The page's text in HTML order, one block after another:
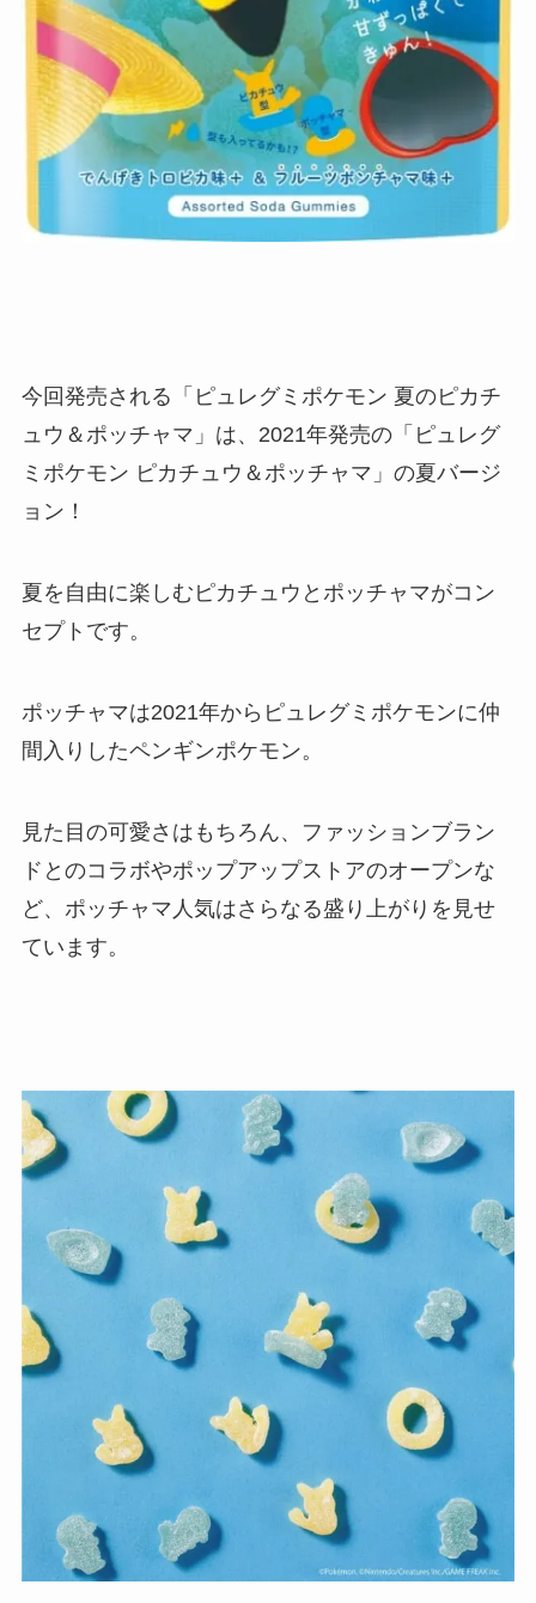
今回発売される「ピュレグミポケモン 夏のピカチ
ュウ＆ポッチャマ」は、2021年発売の「ピュレグ
ミポケモン ピカチュウ＆ポッチャマ」の夏バージ
ョン！
夏を自由に楽しむピカチュウとポッチャマがコン
セプトです。
ポッチャマは2021年からピュレグミポケモンに仲
間入りしたペンギンポケモン。
見た目の可愛さはもちろん、ファッションブラン
ドとのコラボやポップアップストアのオープンな
ど、ポッチャマ人気はさらなる盛り上がりを見せ
ています。